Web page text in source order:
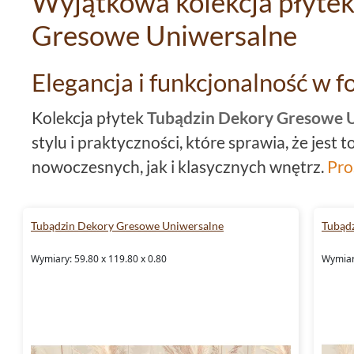
Gresowe Uniwersalne
Elegancja i funkcjonalność w
Kolekcja płytek Tubądzin Dekory Gresowe
stylu i praktyczności, które sprawia, że jest
nowoczesnych, jak i klasycznych wnętrz.
Dziękirektyfikowanym
krawędziom można
Tubądzin Dekory Gresowe Uniwersalne
Wymiary: 59.80 x 119.80 x 0.80